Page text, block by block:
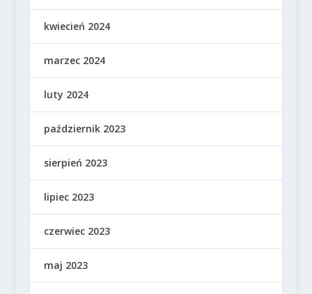
kwiecień 2024
marzec 2024
luty 2024
październik 2023
sierpień 2023
lipiec 2023
czerwiec 2023
maj 2023